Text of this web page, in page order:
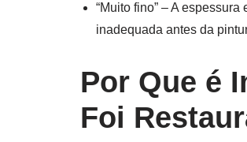
“Muito fino” – A
inadequada antes da
Por Que é
Foi